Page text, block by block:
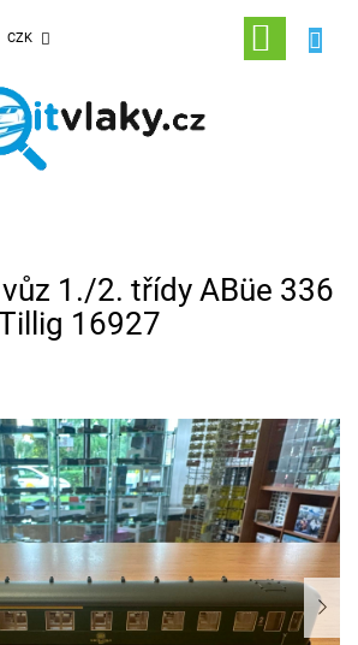
CZK
NÁKUPNÍ
KOŠÍK
1./2. třídy ABüe 336
16927